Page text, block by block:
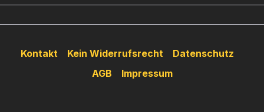
Kontakt Kein Widerrufsrecht
Datenschutz
AGB
Impressum